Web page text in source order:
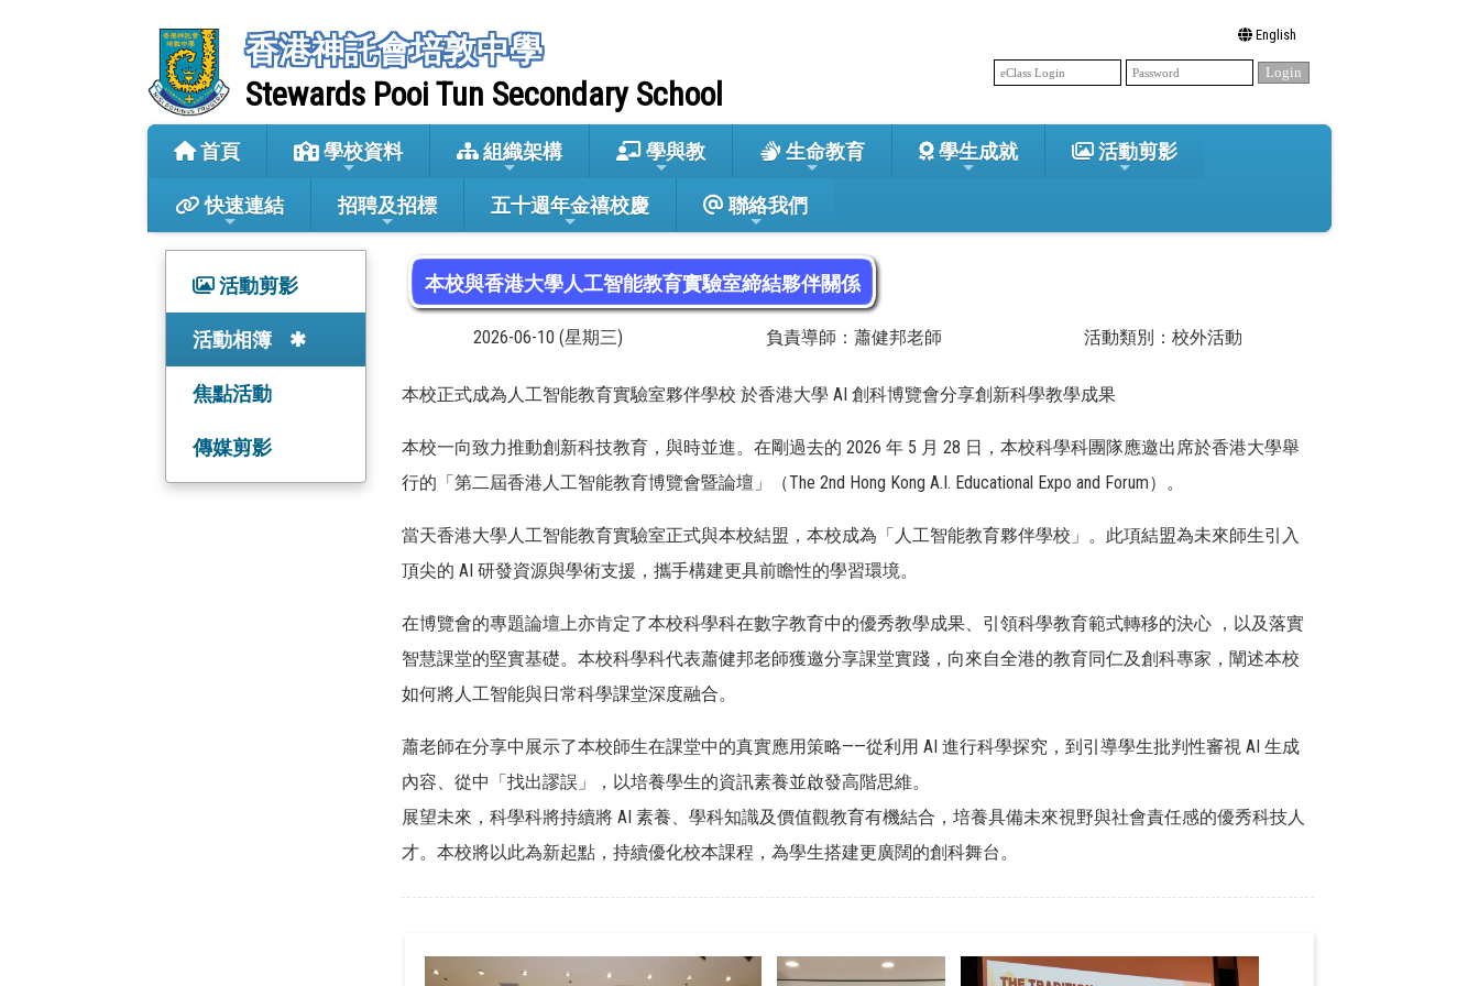
香港神託會培敦中學
Stewards Pooi Tun Secondary School
English
首頁 學校資料 組織架構 學與教 生命教育 學生成就 活動剪影
快速連結 招聘及招標 五十週年金禧校慶 聯絡我們
活動剪影
活動相簿
焦點活動
傳媒剪影
本校與香港大學人工智能教育實驗室締結夥伴關係
2026-06-10 (星期三) 負責導師：蕭健邦老師 活動類別：校外活動
本校正式成為人工智能教育實驗室夥伴學校 於香港大學 AI 創科博覽會分享創新科學教學成果
本校一向致力推動創新科技教育，與時並進。在剛過去的 2026 年 5 月 28 日，本校科學科團隊應邀出席於香港大學舉
行的「第二屆香港人工智能教育博覽會暨論壇」（The 2nd Hong Kong A.I. Educational Expo and Forum）。
當天香港大學人工智能教育實驗室正式與本校結盟，本校成為「人工智能教育夥伴學校」。此項結盟為未來師生引入
頂尖的 AI 研發資源與學術支援，攜手構建更具前瞻性的學習環境。
在博覽會的專題論壇上亦肯定了本校科學科在數字教育中的優秀教學成果、引領科學教育範式轉移的決心 ，以及落實
智慧課堂的堅實基礎。本校科學科代表蕭健邦老師獲邀分享課堂實踐，向來自全港的教育同仁及創科專家，闡述本校
如何將人工智能與日常科學課堂深度融合。
蕭老師在分享中展示了本校師生在課堂中的真實應用策略——從利用 AI 進行科學探究，到引導學生批判性審視 AI 生成
內容、從中「找出謬誤」，以培養學生的資訊素養並啟發高階思維。
展望未來，科學科將持續將 AI 素養、學科知識及價值觀教育有機結合，培養具備未來視野與社會責任感的優秀科技人
才。本校將以此為新起點，持續優化校本課程，為學生搭建更廣闊的創科舞台。